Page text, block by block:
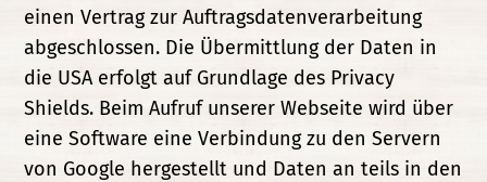
einen Vertrag zur Auftragsdatenverarbeitung
abgeschlossen. Die Übermittlung der Daten in
die USA erfolgt auf Grundlage des Privacy
Shields. Beim Aufruf unserer Webseite wird über
eine Software eine Verbindung zu den Servern
von Google hergestellt und Daten an teils in den